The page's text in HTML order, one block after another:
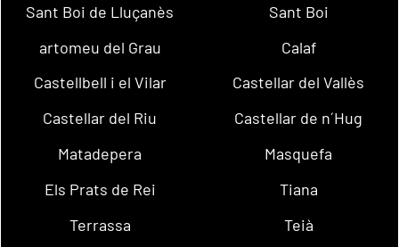
Sant Boi de Lluçanès
Sant Boi
artomeu del Grau
Calaf
Castellbell i el Vilar
Castellar del Vallès
Castellar del Riu
Castellar de n´Hug
Matadepera
Masquefa
Els Prats de Rei
Tiana
Terrassa
Teià